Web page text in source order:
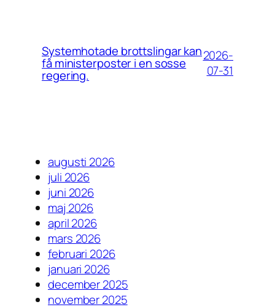
Systemhotade brottslingar kan
få ministerposter i en sosse
regering.
2026-
07-31
augusti 2026
juli 2026
juni 2026
maj 2026
april 2026
mars 2026
februari 2026
januari 2026
december 2025
november 2025